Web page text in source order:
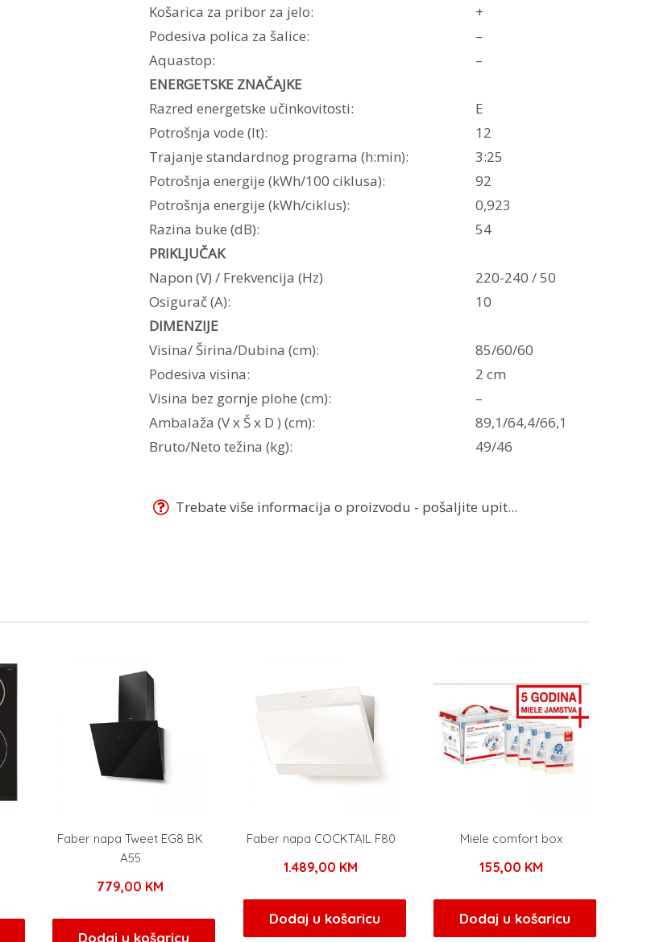
Košarica za pribor za jelo:
+
Podesiva polica za šalice:
–
Aquastop:
–
ENERGETSKE ZNAČAJKE
Razred energetske učinkovitosti:
E
Potrošnja vode (lt):
12
Trajanje standardnog programa (h:min):
3:25
Potrošnja energije (kWh/100 ciklusa):
92
Potrošnja energije (kWh/ciklus):
0,923
Razina buke (dB):
54
PRIKLJUČAK
Napon (V) / Frekvencija (Hz)
220-240 / 50
Osigurač (A):
10
DIMENZIJE
Visina/ Širina/Dubina (cm):
85/60/60
Podesiva visina:
2 cm
Visina bez gornje plohe (cm):
–
Ambalaža (V x Š x D ) (cm):
89,1/64,4/66,1
Bruto/Neto težina (kg):
49/46
Trebate više informacija o proizvodu - pošaljite upit...
Faber napa Tweet EG8 BK
A55
779,00 KM
Dodaj u košaricu
Faber napa COCKTAIL F80
1.489,00 KM
Dodaj u košaricu
Miele comfort box
155,00 KM
Dodaj u košaricu